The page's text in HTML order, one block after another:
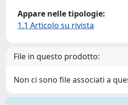
Appare nelle tipologie:
1.1 Articolo su rivista
File in questo prodotto:
Non ci sono file associati a